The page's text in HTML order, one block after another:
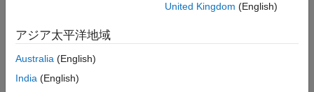
United Kingdom (English)
アジア太平洋地域
Australia (English)
India (English)